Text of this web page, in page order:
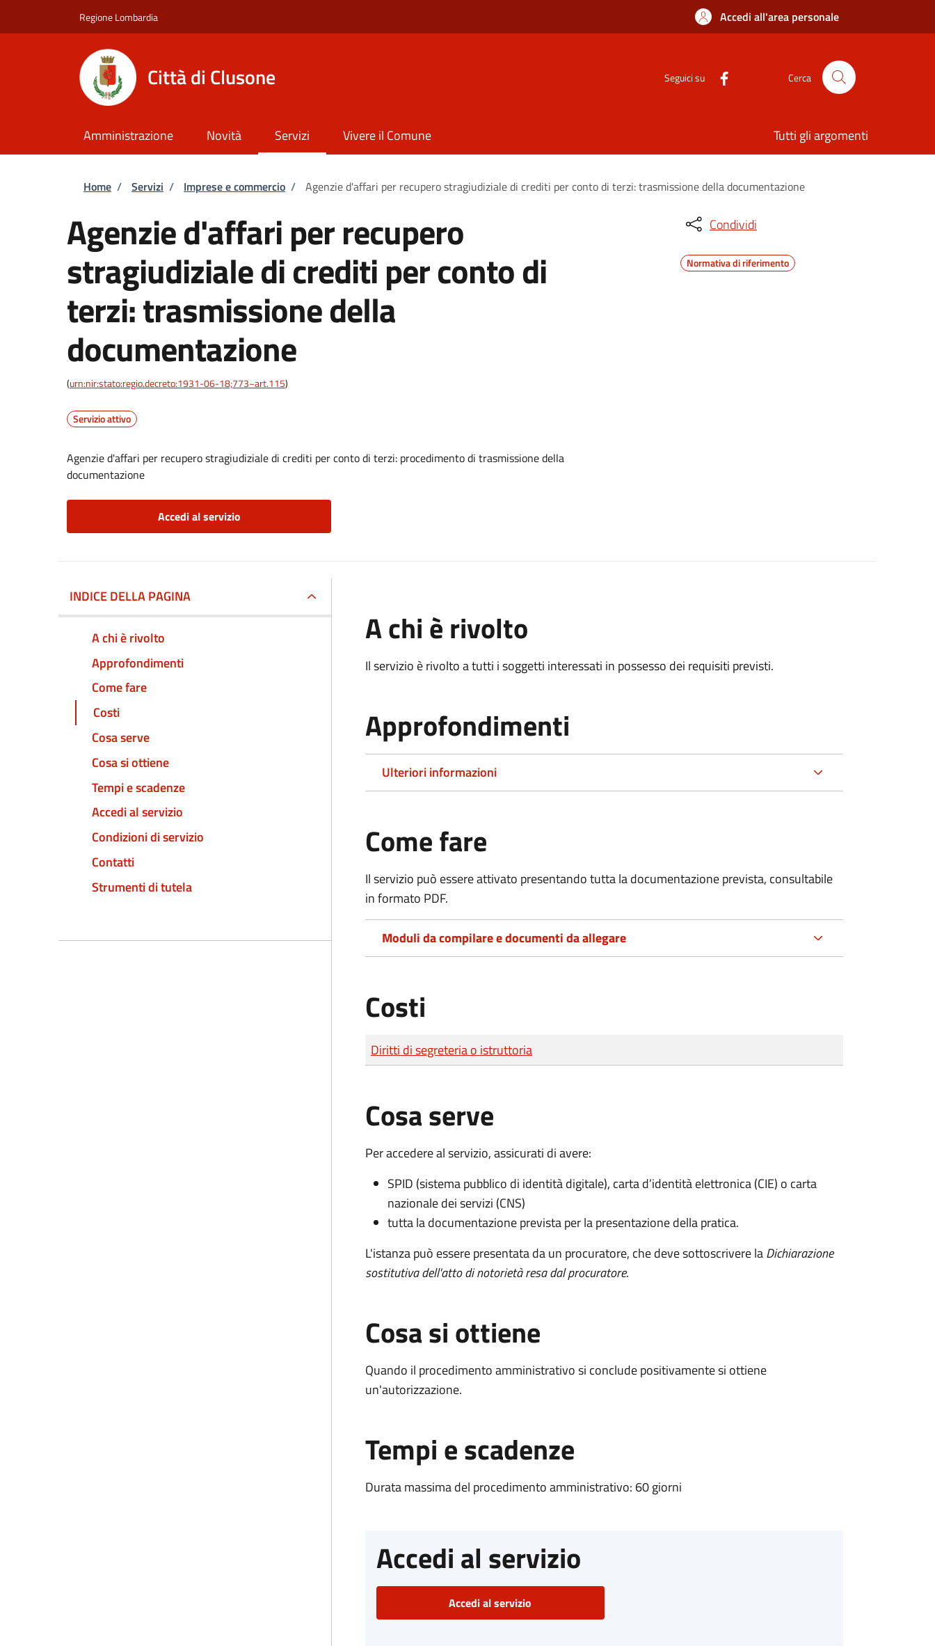
Regione Lombardia Accedi all'area personale
Città di Clusone Seguici su Cerca
Amministrazione Novità Servizi Vivere il Comune Tutti gli argomenti
Briciole di pane
Home / Servizi / Imprese e commercio / Agenzie d'affari per recupero stragiudiziale di crediti per conto di terzi: trasmissione della documentazione
Agenzie d'affari per recupero
stragiudiziale di crediti per conto di
terzi: trasmissione della
documentazione
(urn:nir:stato:regio.decreto:1931-06-18;773~art.115)
Servizio attivo
Agenzie d'affari per recupero stragiudiziale di crediti per conto di terzi: procedimento di trasmissione della
documentazione
Accedi al servizio
Condividi
Normativa di riferimento
INDICE DELLA PAGINA
A chi è rivolto
Approfondimenti
Come fare
Costi
Cosa serve
Cosa si ottiene
Tempi e scadenze
Accedi al servizio
Condizioni di servizio
Contatti
Strumenti di tutela
A chi è rivolto
Il servizio è rivolto a tutti i soggetti interessati in possesso dei requisiti previsti.
Approfondimenti
Ulteriori informazioni
Come fare
Il servizio può essere attivato presentando tutta la documentazione prevista, consultabile
in formato PDF.
Moduli da compilare e documenti da allegare
Costi
Tipo di pagamento
Importo
Diritti di segreteria o istruttoria
Cosa serve
Per accedere al servizio, assicurati di avere:
SPID (sistema pubblico di identità digitale), carta d’identità elettronica (CIE) o carta
nazionale dei servizi (CNS)
tutta la documentazione prevista per la presentazione della pratica.
L'istanza può essere presentata da un procuratore, che deve sottoscrivere laDichiarazione
sostitutiva dell'atto di notorietà resa dal procuratore.
Cosa si ottiene
Quando il procedimento amministrativo si conclude positivamente si ottiene
un'autorizzazione.
Tempi e scadenze
Durata massima del procedimento amministrativo: 60 giorni
Accedi al servizio
Accedi al servizio